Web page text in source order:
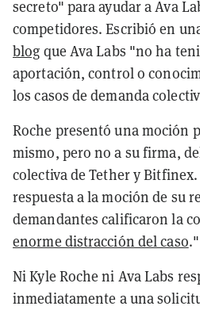
secreto" para ayudar a Ava
competidores. Escribió en
blog que Ava Labs "no ha
aportación, control o
los casos de demanda
Roche presentó una moción
mismo, pero no a su firma,
colectiva de Tether y
respuesta a la moción de su
demandantes calificaron la
enorme distracción del caso."
Ni Kyle Roche ni Ava Labs
inmediatamente a una